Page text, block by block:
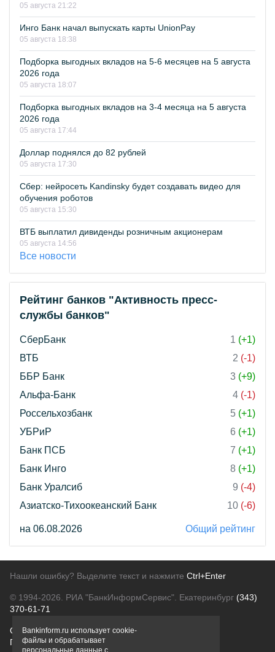
05 августа 21:22
Инго Банк начал выпускать карты UnionPay
05 августа 18:38
Подборка выгодных вкладов на 5-6 месяцев на 5 августа
2026 года
05 августа 18:07
Подборка выгодных вкладов на 3-4 месяца на 5 августа
2026 года
05 августа 17:44
Доллар поднялся до 82 рублей
05 августа 17:30
Сбер: нейросеть Kandinsky будет создавать видео для
обучения роботов
05 августа 15:30
ВТБ выплатил дивиденды розничным акционерам
05 августа 14:56
Все новости
Рейтинг банков "Активность пресс-
службы банков"
СберБанк 1 (+1)
ВТБ
2 (-1)
ББР Банк
3 (+9)
Альфа-Банк
4 (-1)
Россельхозбанк
5 (+1)
УБРиР
6 (+1)
Банк ПСБ
7 (+1)
Банк Инго
8 (+1)
Банк Уралсиб
9 (-4)
Азиатско-Тихоокеанский Банк
10 (-6)
на 06.08.2026 Общий рейтинг
Нашли ошибку? Выделите текст и нажмите Ctrl+Enter
© 1994-2026. РИА "БанкИнформСервис". Екатеринбург (343)
370-61-71
О проектеПолитика конфиденциальности
Правовая информацияДля рекламодателей
Bankinform.ru использует cookie-
файлы и обрабатывает
персональные данные с